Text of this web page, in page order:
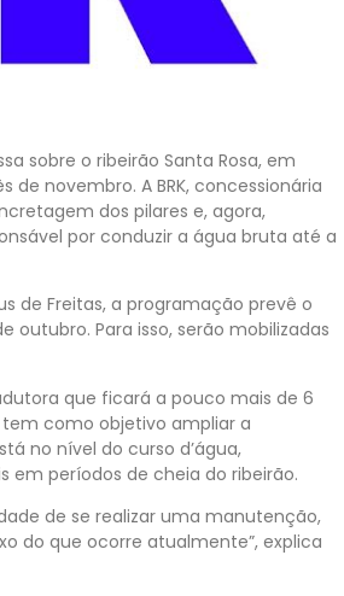
sobre o ribeirão Santa Rosa, em
novembro. A BRK, concessionária
dos pilares e, agora,
por conduzir a água bruta até a
de Freitas, a programação prevê o
Para isso, serão mobilizadas
que ficará a pouco mais de 6
como objetivo ampliar a
no nível do curso d’água,
períodos de cheia do ribeirão.
de se realizar uma manutenção,
do que ocorre atualmente”, explica